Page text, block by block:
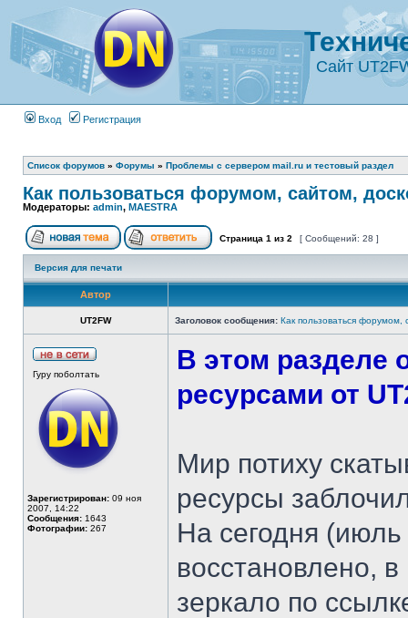
Сайт
Вход Регистрация
Список форумов » Форумы » Проблемы с сервером mail.ru и тестовый раздел
Как пользоваться форумом, сайтом,
Модераторы: admin, MAESTRA
Страница 1 из 2 [ Сообщений: 28 ]
Версия для печати
Автор
UT2FW Заголовок сообщения: Как пользоваться форумом,
Гуру поболтать
Зарегистрирован: 09 ноя
2007, 14:22
Сообщения: 1643
Фотографии: 267
В этом разделе
ресурсами от
Мир потиху
ресурсы
На сегодня (июль
восстановлено,
зеркало по